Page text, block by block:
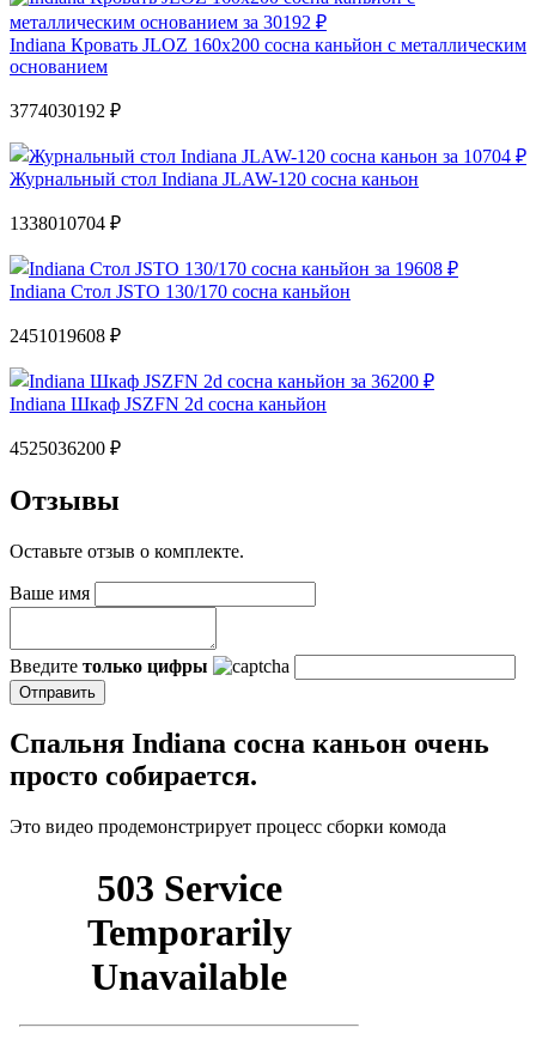
Indiana Кровать JLOZ 160х200 сосна каньйон с металлическим
основанием
3774030192 ₽
Журнальный стол Indiana JLAW-120 сосна каньон
1338010704 ₽
Indiana Стол JSTO 130/170 сосна каньйон
2451019608 ₽
Indiana Шкаф JSZFN 2d сосна каньйон
4525036200 ₽
Отзывы
Оставьте отзыв о комплекте.
Ваше имя
Введите только цифры
Спальня Indiana сосна каньон очень
просто собирается.
Это видео продемонстрирует процесс сборки комода